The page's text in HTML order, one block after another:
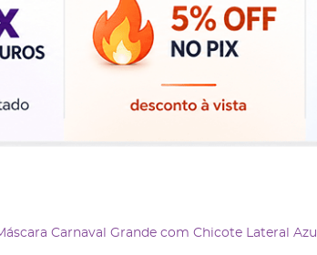
Carnaval Grande com Chicote Lateral Azul